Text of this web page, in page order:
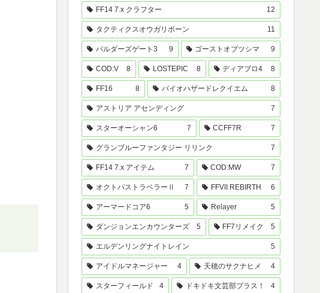
FF14 7.x クラフター 12
タクティクスオウガリボーン 11
バルダーズゲート3 9 ゴーストオブツシマ 9
COD:V 8 LOSTEPIC 8 ディアブロ4 8
FF16 8 バイオハザードレクイエム 8
アストリア アセンディング 7
スターオーシャン6 7 CCFF7R 7
グランブルーファンタジー リリンク 7
FF14 7.x アイテム 7 COD:MW 7
オクトパストラベラーⅡ 7 FFVII REBIRTH 6
アーマードコア6 5 Relayer 5
ダンジョンエンカウンターズ 5 FF7リメイク 5
エルデンリングナイトレイン 5
アイドルマネージャー 4 天穂のサクナヒメ 4
スターフィールド 4 ドキドキ文芸部プラス！ 4